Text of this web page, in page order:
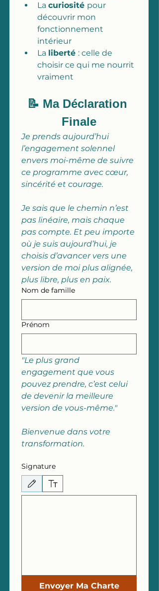
La curiosité pour
découvrir mon
fonctionnement
intérieur
La liberté : celle de
choisir ce qui me nourrit
vraiment
📝 Ma Déclaration
Finale
Je prends aujourd’hui
l’engagement solennel
envers moi-même de suivre
ce programme avec cœur,
sincérité et courage.
Je sais que le chemin n’est
pas linéaire, mais chaque
pas compte. Et peu importe
où je suis aujourd’hui, je
choisis d’avancer vers une
version de moi plus alignée,
plus libre, plus en paix.
Nom de famille
Prénom
"Le plus grand
engagement que vous
pouvez prendre, c’est celui
de devenir la meilleure
version de vous-même."
Bienvenue dans votre
transformation.
Signature
Le mode de dessin a été sélectionné. Le dessin
Envoyer Ma Charte